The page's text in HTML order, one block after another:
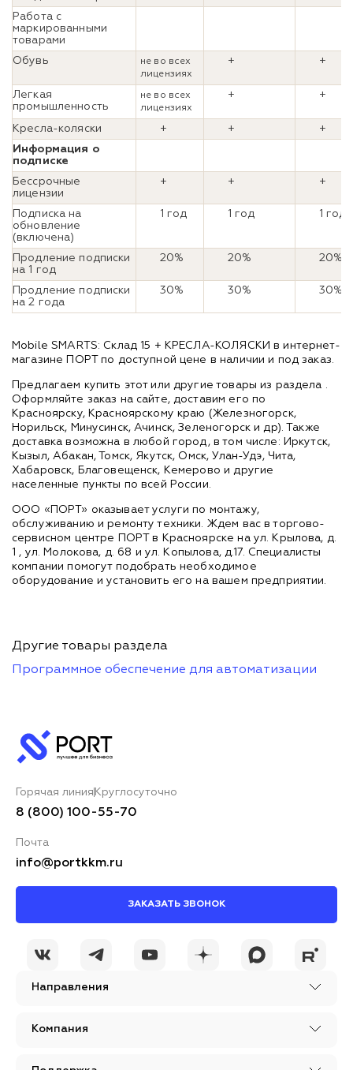
Работа с
маркированными
товарами
Обувь
не во всех
лицензиях
+ +
Легкая
промышленность
не во всех
лицензиях
+ +
Кресла-коляски + +
+
Информация о
подписке
Бессрочные
лицензии
+ + +
Подписка на
обновление
(включена)
1 год 1 год 1 год
Продление подписки
на 1 год
20% 20% 20%
Продление подписки
на 2 года
30% 30% 30%
Mobile SMARTS: Склад 15 + КРЕСЛА-КОЛЯСКИ в интернет-
магазине ПОРТ по доступной цене в наличии и под заказ.
Предлагаем купить этот или другие товары из раздела .
Оформляйте заказ на сайте, доставим его по
Красноярску, Красноярскому краю (Железногорск,
Норильск, Минусинск, Ачинск, Зеленогорск и др). Также
доставка возможна в любой город, в том числе: Иркутск,
Кызыл, Абакан, Томск, Якутск, Омск, Улан-Удэ, Чита,
Хабаровск, Благовещенск, Кемерово и другие
населенные пункты по всей России.
ООО «ПОРТ» оказывает услуги по монтажу,
обслуживанию и ремонту техники. Ждем вас в торгово-
сервисном центре ПОРТ в Красноярске на ул. Крылова, д.
1 , ул. Молокова, д. 68 и ул. Копылова, д.17. Специалисты
компании помогут подобрать необходимое
оборудование и установить его на вашем предприятии.
Другие товары раздела
Программное обеспечение для автоматизации
Направления
Компания
Горячая линия Круглосуточно
8 (800) 100-55-70
Почта
info@portkkm.ru
ЗАКАЗАТЬ ЗВОНОК